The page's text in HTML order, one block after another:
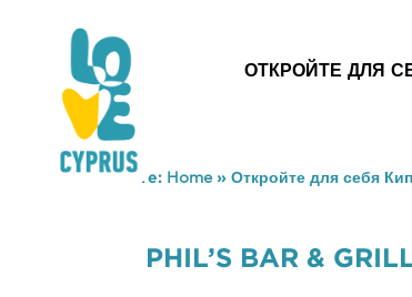
ОТКРОЙТЕ ДЛЯ
You are here: Home» Откройте для себя
PHIL’S BAR &